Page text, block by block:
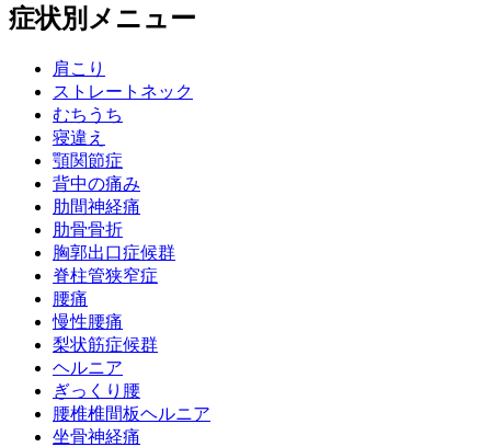
症状別メニュー
肩こり
ストレートネック
むちうち
寝違え
顎関節症
背中の痛み
肋間神経痛
肋骨骨折
胸郭出口症候群
脊柱管狭窄症
腰痛
慢性腰痛
梨状筋症候群
ヘルニア
ぎっくり腰
腰椎椎間板ヘルニア
坐骨神経痛